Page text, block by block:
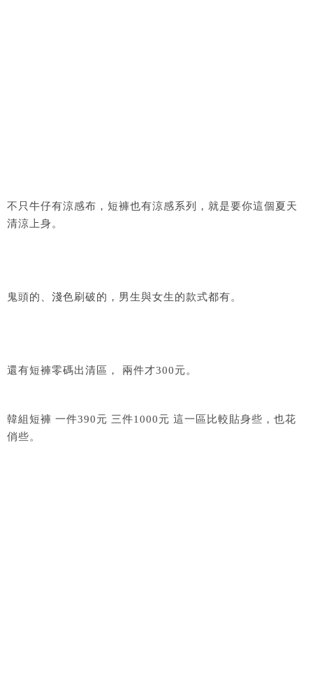
不只牛仔有涼感布，短褲也有涼感系列，就是要你這個夏天
清涼上身。
鬼頭的、淺色刷破的，男生與女生的款式都有。
還有短褲零碼出清區， 兩件才300元。
韓組短褲 一件390元 三件1000元 這一區比較貼身些，也花
俏些。